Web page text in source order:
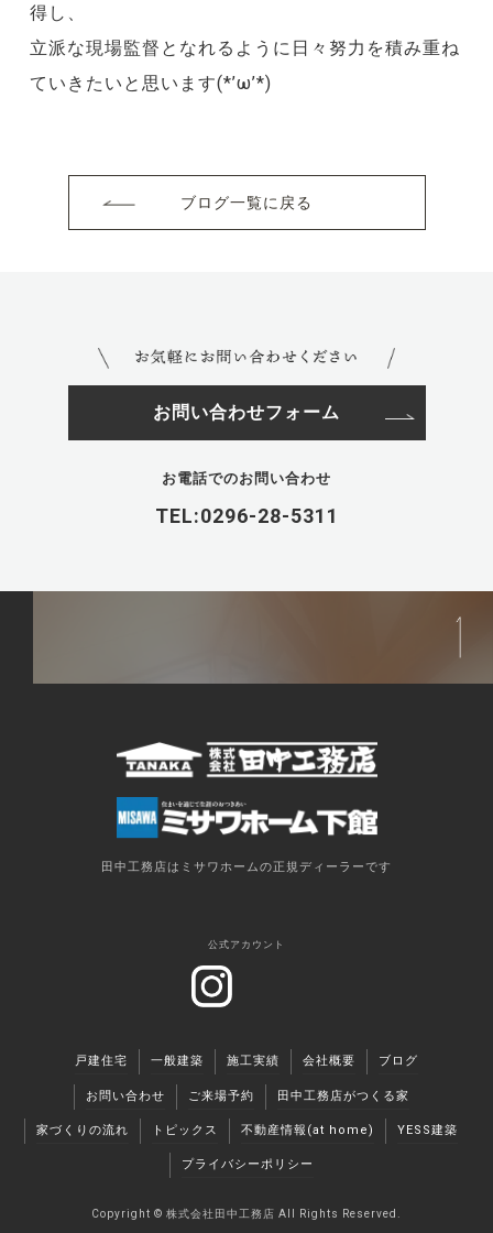
得し、
立派な現場監督となれるように日々努力を積み重ね
ていきたいと思います(*’ω’*)
ブログ一覧に戻る
お問い合わせフォーム
お電話でのお問い合わせ
TEL:0296-28-5311
田中工務店はミサワホームの正規ディーラーです
公式アカウント
戸建住宅 一般建築 施工実績 会社概要 ブログ
お問い合わせ ご来場予約 田中工務店がつくる家
家づくりの流れ トピックス 不動産情報(at home) YESS建築
プライバシーポリシー
Copyright ©︎ 株式会社田中工務店 All Rights Reserved.